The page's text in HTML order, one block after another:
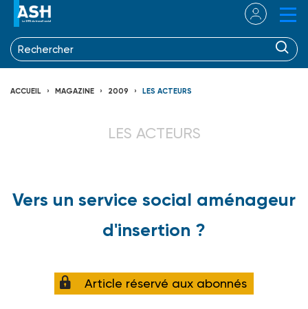
ACCUEIL MAGAZINE 2009 LES ACTEURS
LES ACTEURS
Vers un service social aménageur
d'insertion ?
Article réservé aux abonnés